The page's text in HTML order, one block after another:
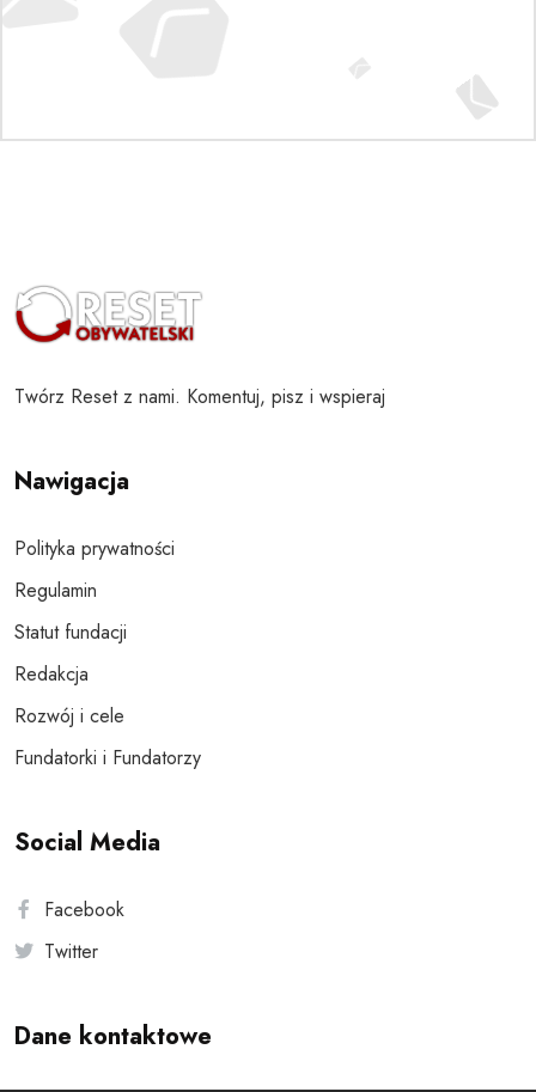
Twórz Reset z nami. Komentuj, pisz i wspieraj
Nawigacja
Polityka prywatności
Regulamin
Statut fundacji
Redakcja
Rozwój i cele
Fundatorki i Fundatorzy
Social Media
Facebook
Twitter
Dane kontaktowe